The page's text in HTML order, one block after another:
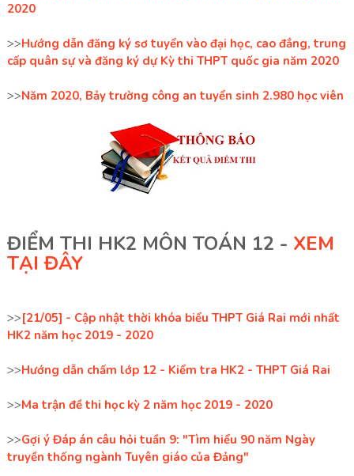
2020
>>Hướng dẫn đăng ký sơ tuyển vào đại học, cao đẳng, trung
cấp quân sự và đăng ký dự Kỳ thi THPT quốc gia năm 2020
>>Năm 2020, Bảy trường công an tuyển sinh 2.980 học viên
ĐIỂM THI HK2 MÔN TOÁN 12 - XEM
TẠI ĐÂY
>>[21/05] - Cập nhật thời khóa biểu THPT Giá Rai mới nhất
HK2 năm học 2019 - 2020
>>Hướng dẫn chấm lớp 12 - Kiểm tra HK2 - THPT Giá Rai
>>Ma trận đề thi học kỳ 2 năm học 2019 - 2020
>>Gợi ý Đáp án câu hỏi tuần 9: "Tìm hiểu 90 năm Ngày
truyền thống ngành Tuyên giáo của Đảng"